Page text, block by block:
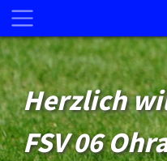
Herzlich
FSV 06